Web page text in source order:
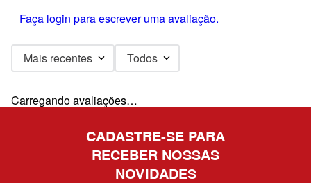
Faça login para escrever uma avaliação.
Mais recentes Todos
Carregando avaliações…
CADASTRE-SE PARA
RECEBER NOSSAS
NOVIDADES